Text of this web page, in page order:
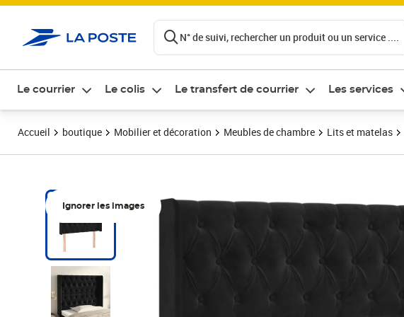
N° de suivi, rechercher un produit ou un service ....
Le courrier Le colis Le transfert de courrier Les services
Accueil boutique Mobilier et décoration Meubles de chambre Lits et matelas
Ignorer les images